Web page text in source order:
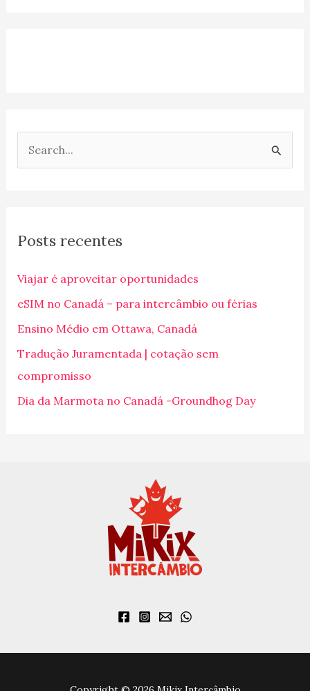
u
s
a
r
p
o
r
Posts recentes
Viajar é aproveitar oportunidades
eSIM no Canadá – para intercâmbio ou férias
Ensino Médio em Ottawa, Canadá
Tradução Juramentada | cotação sem
compromisso
Dia da Marmota no Canadá -Groundhog Day